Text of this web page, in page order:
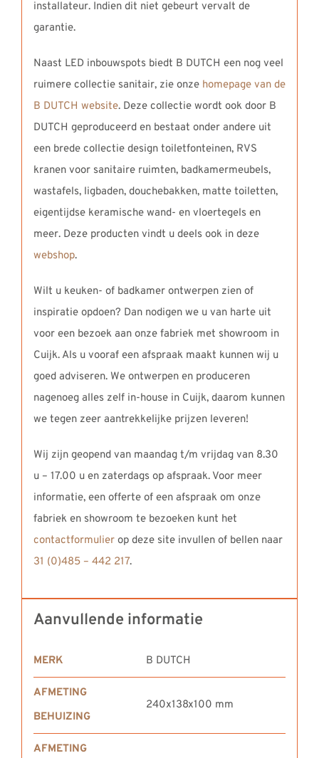
installateur. Indien dit niet gebeurt vervalt de
garantie.
Naast LED inbouwspots biedt B DUTCH een nog veel
ruimere collectie sanitair, zie onze homepage van de
B DUTCH website. Deze collectie wordt ook door B
DUTCH geproduceerd en bestaat onder andere uit
een brede collectie design toiletfonteinen, RVS
kranen voor sanitaire ruimten, badkamermeubels,
wastafels, ligbaden, douchebakken, matte toiletten,
eigentijdse keramische wand- en vloertegels en
meer. Deze producten vindt u deels ook in deze
webshop.
Wilt u keuken- of badkamer ontwerpen zien of
inspiratie opdoen? Dan nodigen we u van harte uit
voor een bezoek aan onze fabriek met showroom in
Cuijk. Als u vooraf een afspraak maakt kunnen wij u
goed adviseren. We ontwerpen en produceren
nagenoeg alles zelf in-house in Cuijk, daarom kunnen
we tegen zeer aantrekkelijke prijzen leveren!
Wij zijn geopend van maandag t/m vrijdag van 8.30
u – 17.00 u en zaterdags op afspraak. Voor meer
informatie, een offerte of een afspraak om onze
fabriek en showroom te bezoeken kunt het
contactformulierop deze site invullen of bellen naar
31 (0)485 – 442 217.
Aanvullende informatie
MERK B DUTCH
AFMETING
BEHUIZING
240x138x100 mm
AFMETING